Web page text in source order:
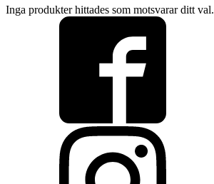
Inga produkter hittades som motsvarar ditt val.